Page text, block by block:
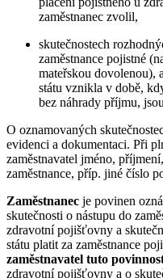
zaměstnanec zvolil,
skutečnostech
zaměstnance pojistné
mateřskou dovolenou),
státu vznikla v době,
bez náhrady příjmu,
O oznamovaných
evidenci a dokumentaci. Při
zaměstnavatel jméno,
zaměstnance, příp. jiné číslo
Zaměstnanec je povinen
skutečnosti o nástupu do
zdravotní pojišťovny a
státu platit za zaměstnance
zaměstnavatel tuto
zdravotní pojišťovny a o